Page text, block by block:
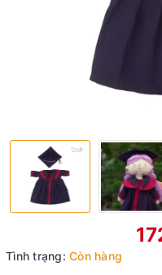
Tình trạng: Còn hàng